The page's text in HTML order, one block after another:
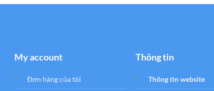
My account
Đơn hàng của tôi
Thông tin
Thông tin website